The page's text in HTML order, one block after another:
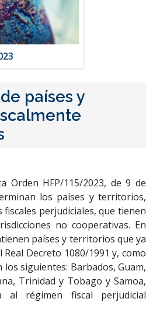
países y
Orden HFP/115/2023, de 9 de
los países y territorios,
perjudiciales, que tienen
no cooperativas. En
países y territorios que ya
Decreto 1080/1991 y, como
siguientes: Barbados, Guam,
Trinidad y Tobago y Samoa,
régimen fiscal perjudicial